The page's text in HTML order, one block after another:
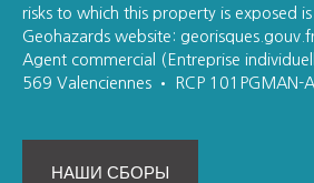
risks to which this property is exposed
Geohazards website:
Agent commercial (Entreprise
569 Valenciennes • RCP 101PGMAN-
НАШИ СБОРЫ